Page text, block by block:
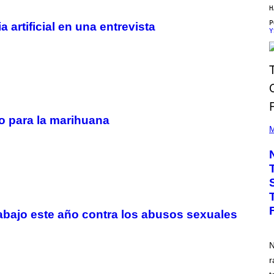
artificial en una entrevista
para la marihuana
este año contra los abusos sexuales
I
T
E
N
D
P
T
O
B
Y
D
A
V
O
I